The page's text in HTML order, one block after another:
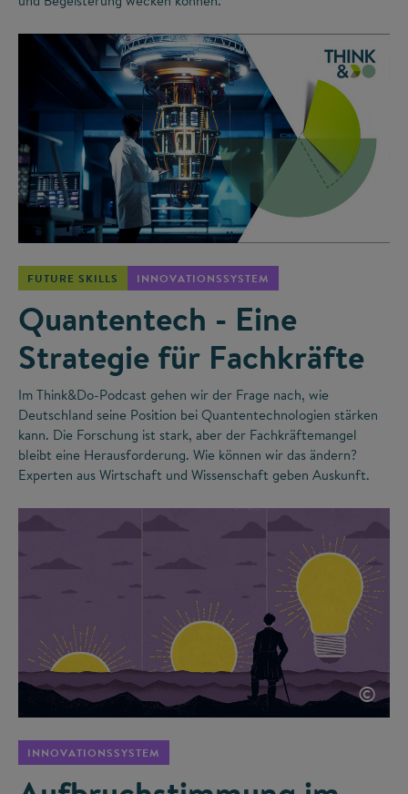
FUTURE SKILLS INNOVATIONSSYSTEM
Quantentech - Eine
Strategie für Fachkräfte
Im Think&Do-Podcast gehen wir der Frage nach, wie
Deutschland seine Position bei Quantentechnologien stärken
kann. Die Forschung ist stark, aber der Fachkräftemangel
bleibt eine Herausforderung. Wie können wir das ändern?
Experten aus Wirtschaft und Wissenschaft geben Auskunft.
©
INNOVATIONSSYSTEM